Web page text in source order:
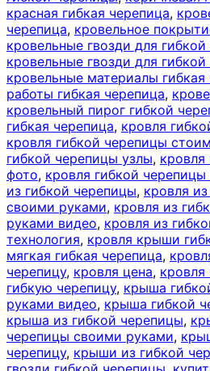
красная гибкая черепица,
черепица, кровельное
кровельные гвозди для
кровельные гвозди для
кровельные материалы гибкая
работы гибкая черепица,
кровельный пирог гибкой
гибкая черепица, кровля
кровля гибкой черепицы
гибкой черепицы узлы, кровля
фото, кровля гибкой черепицы
из гибкой черепицы, кровля
своими руками, кровля из
руками видео, кровля из
технология, кровля крыши
мягкая гибкая черепица,
черепицу, кровля цена, кровля
гибкую черепицу, крыша
руками видео, крыша гибкой
крыша из гибкой черепицы,
черепицы своими руками,
черепицу, крыши из гибкой